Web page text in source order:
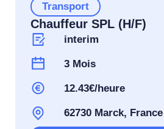
Transport
Chauffeur SPL (H/F)
interim
3 Mois
12.43€/heure
62730 Marck, France